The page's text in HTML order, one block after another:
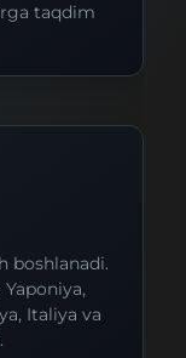
taqdim
boshlanadi.
Italiya va